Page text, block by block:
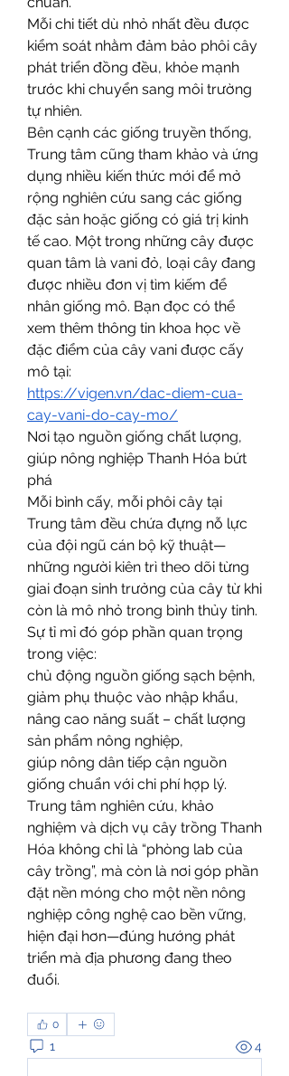
Mỗi chi tiết dù nhỏ nhất đều được
kiểm soát nhằm đảm bảo phôi cây
phát triển đồng đều, khỏe mạnh
trước khi chuyển sang môi trường
tự nhiên.
Bên cạnh các giống truyền thống,
Trung tâm cũng tham khảo và ứng
dụng nhiều kiến thức mới để mở
rộng nghiên cứu sang các giống
đặc sản hoặc giống có giá trị kinh
tế cao. Một trong những cây được
quan tâm là vani đỏ, loại cây đang
được nhiều đơn vị tìm kiếm để
nhân giống mô. Bạn đọc có thể
xem thêm thông tin khoa học về
đặc điểm của cây vani được cấy
mô tại:
https://vigen.vn/dac-diem-cua-
cay-vani-do-cay-mo/
Nơi tạo nguồn giống chất lượng,
giúp nông nghiệp Thanh Hóa bứt
phá
Mỗi bình cấy, mỗi phôi cây tại
Trung tâm đều chứa đựng nỗ lực
của đội ngũ cán bộ kỹ thuật—
những người kiên trì theo dõi từng
giai đoạn sinh trưởng của cây từ khi
còn là mô nhỏ trong bình thủy tinh.
Sự tỉ mỉ đó góp phần quan trọng
trong việc:
chủ động nguồn giống sạch bệnh,
giảm phụ thuộc vào nhập khẩu,
nâng cao năng suất – chất lượng
sản phẩm nông nghiệp,
giúp nông dân tiếp cận nguồn
giống chuẩn với chi phí hợp lý.
Trung tâm nghiên cứu, khảo
nghiệm và dịch vụ cây trồng Thanh
Hóa không chỉ là “phòng lab của
cây trồng”, mà còn là nơi góp phần
đặt nền móng cho một nền nông
nghiệp công nghệ cao bền vững,
hiện đại hơn—đúng hướng phát
triển mà địa phương đang theo
đuổi.
0
1 4